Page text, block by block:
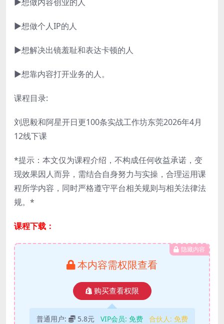
▶想做个人IP的人
▶想解决出镜羞耻和表达卡顿的人
▶想靠内容打开业务的人。
课程目录:
刘思毅和阿星开日更100条实战工作坊东莞2026年4月
12线下课
*提示：本文仅为课程介绍，不构成任何收益承诺，变
现效果因人而异，需结合自身努力与实操，合理运用课
程所学内容，同时严格遵守平台相关规则与相关法律法
规。*
课程下载：
隐藏内容
本内容需权限查看
购买查看权限
普通用户: 5.8元 VIP会员: 免费 合伙人: 免费